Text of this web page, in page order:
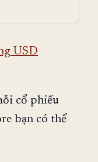
USD
cổ phiếu
bạn có thể